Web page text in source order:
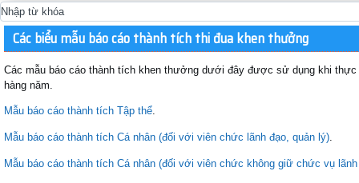
Các biểu mẫu báo cáo thành tích thi đua khen thưởng
Các mẫu báo cáo thành tích khen thưởng dưới đây được sử dụng khi
hàng năm.
Mẫu báo cáo thành tích Tập thể
Mẫu báo cáo thành tích Cá nhân (đối với viên chức lãnh đạo, quản lý)
Mẫu báo cáo thành tích Cá nhân (đối với viên chức không giữ chức vụ